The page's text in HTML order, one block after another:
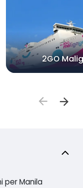
2GO
per Manila